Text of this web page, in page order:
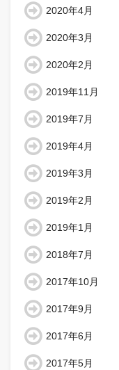
2020年4月
2020年3月
2020年2月
2019年11月
2019年7月
2019年4月
2019年3月
2019年2月
2019年1月
2018年7月
2017年10月
2017年9月
2017年6月
2017年5月